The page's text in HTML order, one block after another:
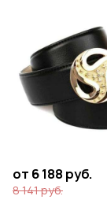
от 6 188 руб.
8 141 руб.